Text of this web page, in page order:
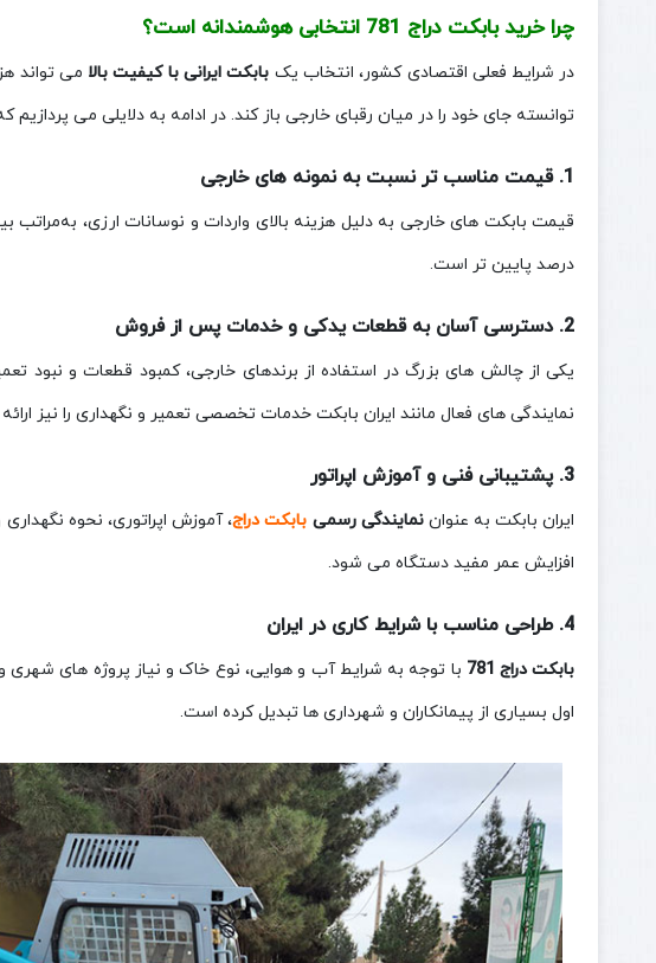
چرا خرید بابکت دراج 781 انتخابی هوشمندانه است؟
در شرایط فعلی اقتصادی کشور، انتخاب یک بابکت ایرانی با کیفیت بالا می‌ تواند
توانسته جای خود را در میان رقبای خارجی باز کند. در ادامه به دلایلی می‌
1. قیمت مناسب‌ تر نسبت به نمونه‌ های خارجی
قیمت بابکت‌ های خارجی به دلیل هزینه بالای واردات و نوسانات ارزی، به‌مراتب
درصد پایین‌ تر است.
2. دسترسی آسان به قطعات یدکی و خدمات پس از فروش
یکی از چالش‌ های بزرگ در استفاده از برندهای خارجی، کمبود قطعات و نبود
نمایندگی‌ های فعال مانند ایران بابکت خدمات تخصصی تعمیر و نگهداری را نیز
3. پشتیبانی فنی و آموزش اپراتور
ایران بابکت به عنواننمایندگی رسمی بابکت دراج، آموزش اپراتوری، نحوه
افزایش عمر مفید دستگاه می‌ شود.
4. طراحی مناسب با شرایط کاری در ایران
بابکت دراج 781
با توجه به شرایط آب‌ و هوایی، نوع خاک و نیاز پروژه‌ های
اول بسیاری از پیمانکاران و شهرداری‌ ها تبدیل کرده است.